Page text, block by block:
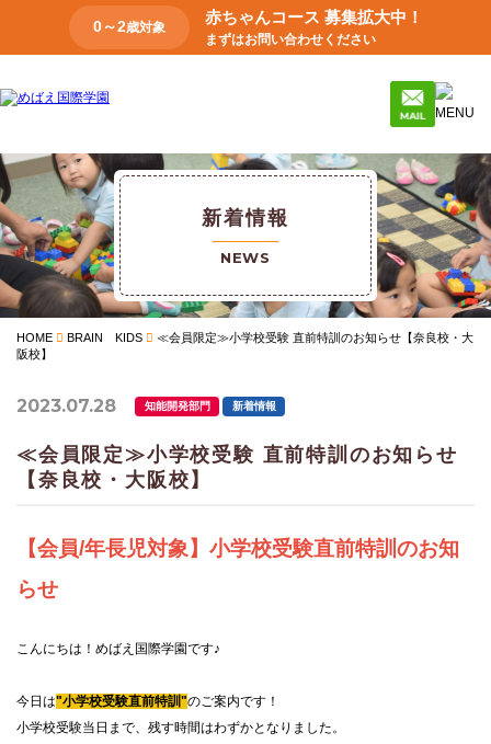
0～2歳対象
赤ちゃんコース 募集拡大中！
まずはお問い合わせください
新着情報
NEWS
HOME BRAIN KIDS
≪会員限定≫小学校受験 直前特訓のお知らせ【奈良校・大
阪校】
2023.07.28 知能開発部門 新着情報
≪会員限定≫小学校受験 直前特訓のお知らせ
【奈良校・大阪校】
【会員/年長児対象】小学校受験直前特訓のお知
らせ
こんにちは！めばえ国際学園です♪
今日は"小学校受験直前特訓"のご案内です！
小学校受験当日まで、残す時間はわずかとなりました。